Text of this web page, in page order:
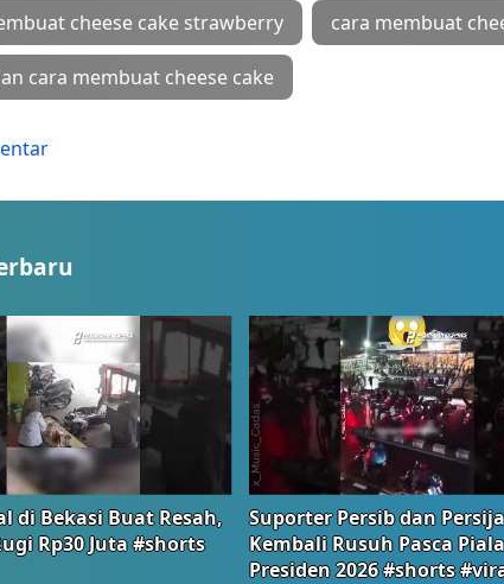
cheese cake strawberry cara membuat
cara membuat cheese cake
di Bekasi Buat Resah,
Rp30 Juta #shorts
Suporter Persib dan Persija
Kembali Rusuh Pasca Piala
Presiden 2026 #shorts